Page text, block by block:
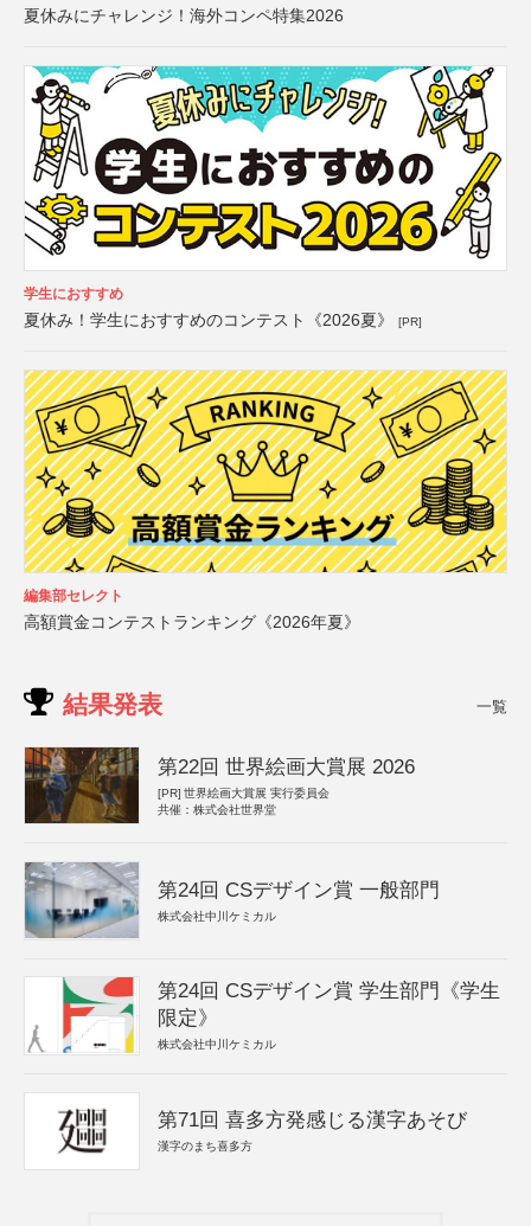
夏休みにチャレンジ！海外コンペ特集2026
学生におすすめ
夏休み！学生におすすめのコンテスト《2026夏》 [PR]
編集部セレクト
高額賞金コンテストランキング《2026年夏》
結果発表 一覧
第22回 世界絵画大賞展 2026
[PR] 世界絵画大賞展 実行委員会
共催：株式会社世界堂
第24回 CSデザイン賞 一般部門
株式会社中川ケミカル
第24回 CSデザイン賞 学生部門《学生
限定》
株式会社中川ケミカル
第71回 喜多方発感じる漢字あそび
漢字のまち喜多方